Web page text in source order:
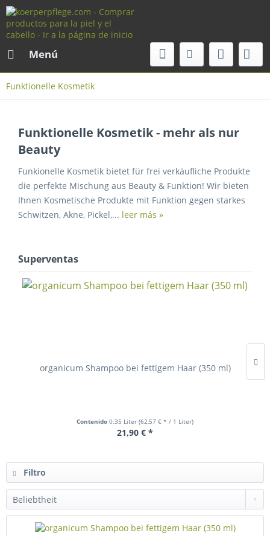
Menú
Funktionelle Kosmetik
Funktionelle Kosmetik - mehr als nur
Beauty
Funkionelle Kosmetik bietet für frei verkäufliche Produkte
die perfekte Mischung aus Beauty & Funktion! Wir bieten
Ihnen Kosmetische Produkte mit Funktion gegen starkes
Schwitzen, Akne, Pickel,... leer más »
Superventas
organicum Shampoo bei fettigem Haar (350 ml)
Contenido 0.35 Liter (62,57 € * / 1 Liter)
21,90 € *
Filtro